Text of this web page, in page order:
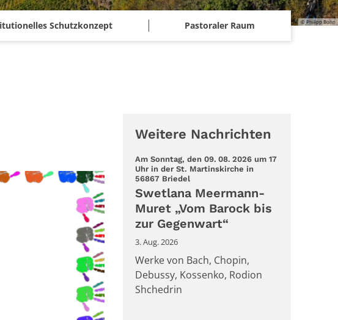
© Philipp Bohn
Schutzkonzept Pastoraler Raum
Weitere Nachrichten
Am Sonntag, den 09. 08. 2026 um 17
Uhr in der St. Martinskirche in
56867 Briedel:
Swetlana Meermann-
Muret „Vom Barock bis
zur Gegenwart“
3. Aug. 2026
Werke von Bach, Chopin,
Debussy, Kossenko, Rodion
Shchedrin